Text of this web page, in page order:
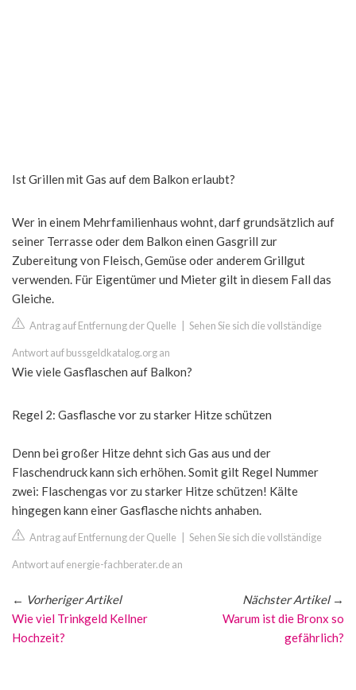
Ist Grillen mit Gas auf dem Balkon erlaubt?
Wer in einem Mehrfamilienhaus wohnt, darf grundsätzlich auf
seiner Terrasse oder dem Balkon einen Gasgrill zur
Zubereitung von Fleisch, Gemüse oder anderem Grillgut
verwenden. Für Eigentümer und Mieter gilt in diesem Fall das
Gleiche.
Antrag auf Entfernung der Quelle Sehen Sie sich die vollständige
Antwort auf bussgeldkatalog.org an
Wie viele Gasflaschen auf Balkon?
Regel 2: Gasflasche vor zu starker Hitze schützen
Denn bei großer Hitze dehnt sich Gas aus und der
Flaschendruck kann sich erhöhen. Somit gilt Regel Nummer
zwei: Flaschengas vor zu starker Hitze schützen! Kälte
hingegen kann einer Gasflasche nichts anhaben.
Antrag auf Entfernung der Quelle Sehen Sie sich die vollständige
Antwort auf energie-fachberater.de an
← Vorheriger Artikel
Wie viel Trinkgeld Kellner
Hochzeit?
Nächster Artikel→
Warum ist die Bronx so
gefährlich?